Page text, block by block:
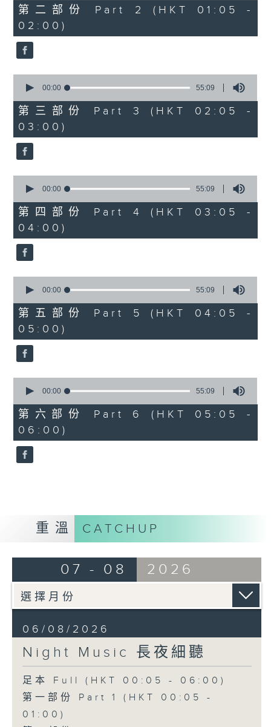
55
minutes,
19
seconds
第二部份 Part 2 (HKT 01:05 -
02:00)
seconds
55
minutes,
9
seconds
00:00 55:09
第三部份 Part 3 (HKT 02:05 -
03:00)
seconds
55
minutes,
9
seconds
00:00 55:09
第四部份 Part 4 (HKT 03:05 -
04:00)
seconds
55
minutes,
9
seconds
00:00 55:09
第五部份 Part 5 (HKT 04:05 -
05:00)
seconds
55
minutes,
9
seconds
00:00 55:09
第六部份 Part 6 (HKT 05:05 -
06:00)
重溫 CATCHUP
07 - 08 2026
06/08/2026
Night Music 長夜細聽
足本 Full (HKT 00:05 - 06:00)
第一部份 Part 1 (HKT 00:05 -
01:00)